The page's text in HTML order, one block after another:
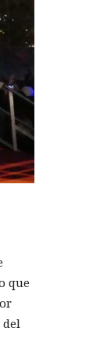
que
del